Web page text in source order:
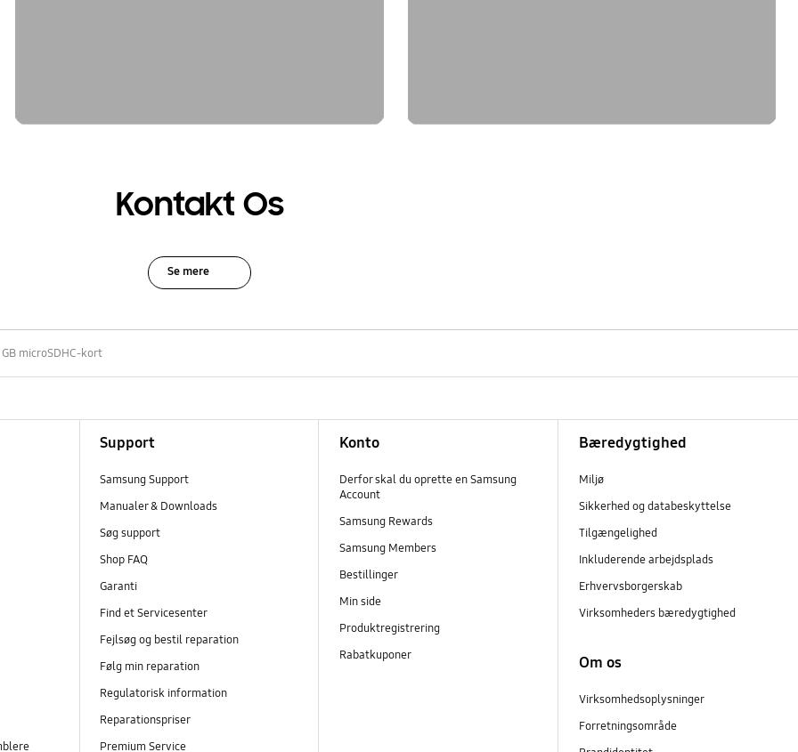
Kontakt Os
Se mere
GB microSDHC-kort
Support
Samsung Support
Manualer & Downloads
Søg support
Shop FAQ
Garanti
Find et Servicesenter
Fejlsøg og bestil reparation
Følg min reparation
Regulatorisk information
Reparationspriser
Premium Service
Konto
Derfor skal du oprette en Samsung
Account
Samsung Rewards
Samsung Members
Bestillinger
Min side
Produktregistrering
Rabatkuponer
Bæredygtighed
Miljø
Sikkerhed og databeskyttelse
Tilgængelighed
Inkluderende arbejdsplads
Erhvervsborgerskab
Virksomheders bæredygtighed
Om os
Virksomhedsoplysninger
Forretningsområde